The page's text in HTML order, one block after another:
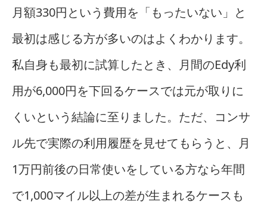
月額330円という費用を「もったいない」と
最初は感じる方が多いのはよくわかります。
私自身も最初に試算したとき、月間のEdy利
用が6,000円を下回るケースでは元が取りに
くいという結論に至りました。ただ、コンサ
ル先で実際の利用履歴を見せてもらうと、月
1万円前後の日常使いをしている方なら年間
で1,000マイル以上の差が生まれるケースも